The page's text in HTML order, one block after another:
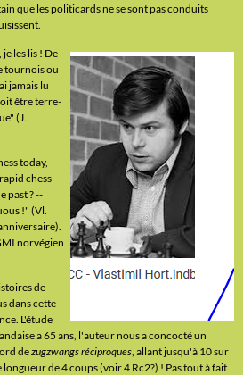
que les politicards ne se sont pas conduits
les lis ! De
tournois ou
jamais lu
être terre-
(J.
today,
chess
past ? --
!" (Vl.
norvégien
de
dans cette
L'étude
a 65 ans, l'auteur nous a concocté un
dezugzwangs réciproques, allant jusqu'à 10 sur
longueur de 4 coups (voir 4 Rc2?) ! Pas tout à fait